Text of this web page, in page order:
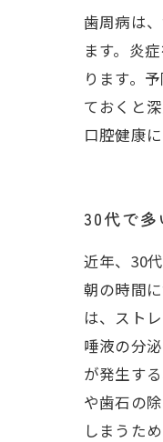
歯周病は
ます。炎
ります。
ておくと
口腔健康
30代で
近年、30
朝の時間
は、スト
唾液の分
が発生す
や歯石の
しまうた